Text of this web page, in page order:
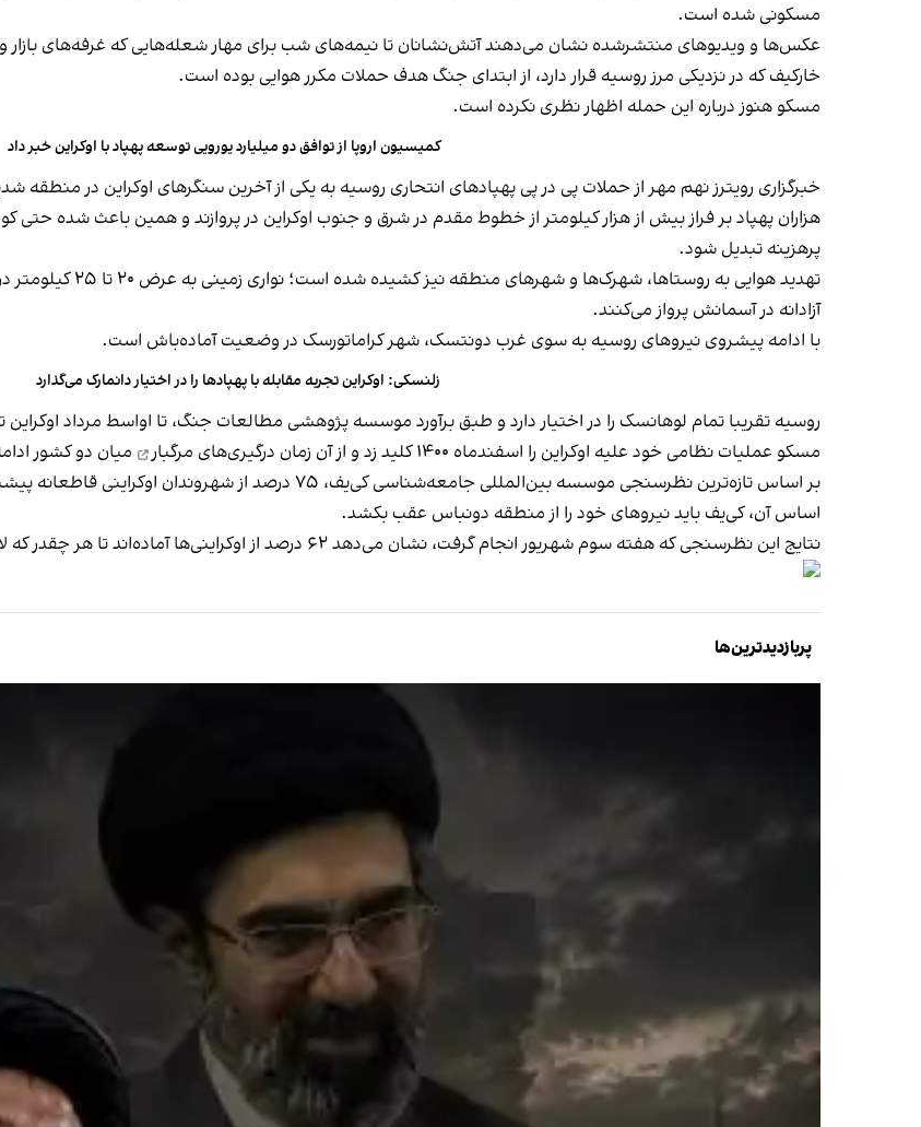
مسکونی شده است.
عکس‌ها و ویدیوهای منتشرشده نشان می‌دهند آتش‌نشانان تا نیمه‌های شب برای مهار شعله‌هایی که غرفه‌های بازار و
خارکیف که در نزدیکی مرز روسیه قرار دارد، از ابتدای جنگ هدف حملات مکرر هوایی بوده است.
مسکو هنوز درباره این حمله اظهار نظری نکرده است.
کمیسیون اروپا از توافق دو میلیارد یورویی توسعه پهپاد با اوکراین خبر داد
خبرگزاری رویترز نهم مهر از حملات پی در پی پهپادهای انتحاری روسیه به یکی از آخرین سنگرهای اوکراین در منطقه
هزاران پهپاد بر فراز بیش از هزار کیلومتر از خطوط مقدم در شرق و جنوب اوکراین در پروازند و همین باعث شده
پرهزینه تبدیل شود.
تهدید هوایی به
آزادانه در آسمانش پرواز می‌کنند.
با ادامه پیشروی نیروهای روسیه به سوی غرب دونتسک، شهر کراماتورسک در وضعیت آماده‌باش است.
زلنسکی: اوکراین تجربه مقابله با پهپادها را در اختیار دانمارک می‌گذارد
روسیه تقریبا تمام لوهانسک را در اختیار دارد و طبق برآورد موسسه پژوهشی مطالعات جنگ، تا اواسط مرداد اوکراین تنها حدود ۲۵ درصد از دونتسک را
مسکو عملیات نظامی خود علیه اوکراین را اسفندماه ۱۴۰۰ کلید زد و از آن زمان
درگیری‌های مرگبار
میان دو کشور
بر اساس تازه‌ترین نظرسنجی موسسه بین‌المللی جامعه‌شناسی کی‌یف، ۷۵
اساس آن، کی‌یف باید نیروهای خود را از منطقه دونباس عقب بکشد.
نتایج این نظرسنجی که هفته سوم شهریور انجام گرفت، نشان می‌دهد ۶۲ درصد از اوکراینی‌ها آماده‌اند تا هر چقدر که لازم باشد، به جنگ ادامه دهند.
پربازدیدترین‌ها